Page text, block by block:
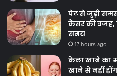
पेट से जुड़ी
कैंसर की वजह,
समय
17 hours ago
केला खाने का
खाने से नहीं